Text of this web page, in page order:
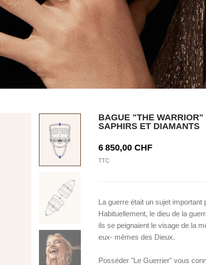
BAGUE "THE
SAPHIRS ET DIAMANTS
6 850,00 CHF
TTC
La guerre était un sujet
Habituellement, le dieu de la
ils se peignaient le visage de la
eux- mêmes des Dieux.
Posséder "Le Guerrier" vous